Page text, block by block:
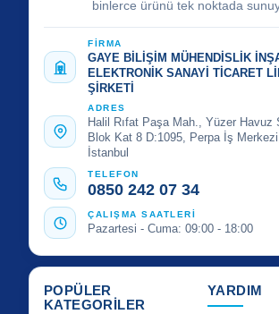
binlerce ürünü tek noktada
FİRMA
GAYE BİLİŞİM MÜHENDİSLİK
ELEKTRONİK SANAYİ TİCARET
ŞİRKETİ
ADRES
Halil Rıfat Paşa Mah., Yüzer Havuz
Blok Kat 8 D:1095, Perpa İş
İstanbul
TELEFON
0850 242 07 34
ÇALIŞMA SAATLERİ
Pazartesi - Cuma: 09:00 - 18:00
POPÜLER
KATEGORİLER
YARDIM